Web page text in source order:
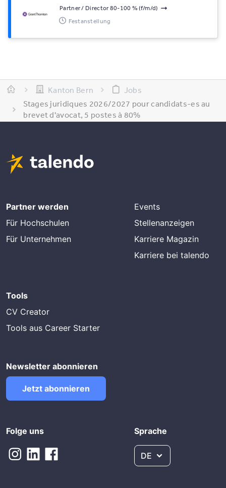
Partner / Director 80-100 % (f/m/d)
Festanstellung
Kanton Bern
Jobs
Stages juridiques 2026/2027 pour candidats-es au
brevet d'avocat, 5 postes à 80%
Partner werden
Für Hochschulen
Für Unternehmen
Events
Stellenanzeigen
Karriere Magazin
Karriere bei talendo
Tools
CV Creator
Tools aus Career Starter
Newsletter abonnieren
Jetzt abonnieren
Folge uns Sprache
DE